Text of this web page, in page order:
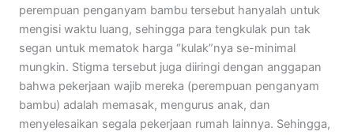
perempuan penganyam bambu tersebut hanyalah untuk
mengisi waktu luang, sehingga para tengkulak pun tak
segan untuk mematok harga “kulak”nya se-minimal
mungkin. Stigma tersebut juga diiringi dengan anggapan
bahwa pekerjaan wajib mereka (perempuan penganyam
bambu) adalah memasak, mengurus anak, dan
menyelesaikan segala pekerjaan rumah lainnya. Sehingga,